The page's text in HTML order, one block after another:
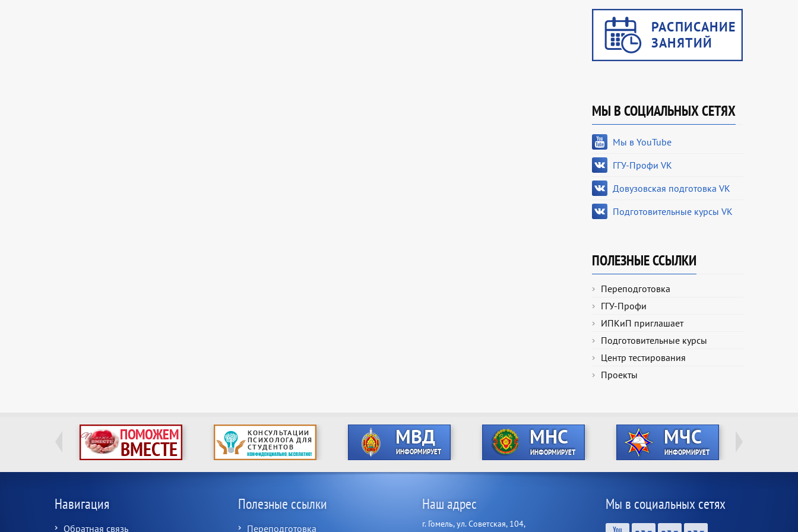
МЫ В СОЦИАЛЬНЫХ СЕТЯХ
Мы в YouTube
ГГУ-Профи VK
Довузовская подготовка VK
Подготовительные курсы VK
ПОЛЕЗНЫЕ ССЫЛКИ
Переподготовка
ГГУ-Профи
ИПКиП приглашает
Подготовительные курсы
Центр тестирования
Проекты
Навигация
Обратная связь
Полезные ссылки
Переподготовка
Наш адрес
г. Гомель, ул. Советская, 104,
Мы в социальных сетях